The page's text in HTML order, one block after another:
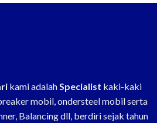
kami adalahSpecialist kaki-kaki
mobil, ondersteel mobil serta
Balancing dll, berdiri sejak tahun